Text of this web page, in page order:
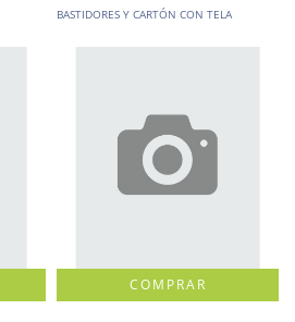
BASTIDORES Y CARTÓN CON TELA